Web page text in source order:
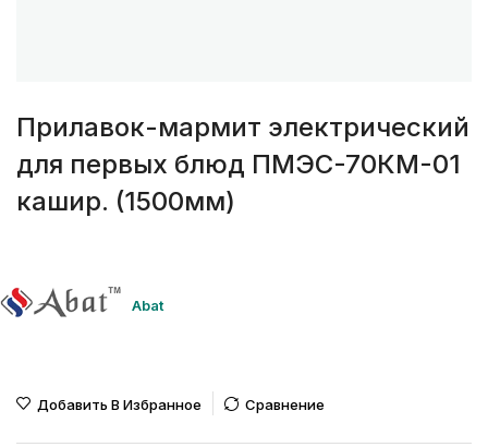
Прилавок-мармит электрический
для первых блюд ПМЭС-70КМ-01
кашир. (1500мм)
Abat
Добавить В Избранное Сравнение